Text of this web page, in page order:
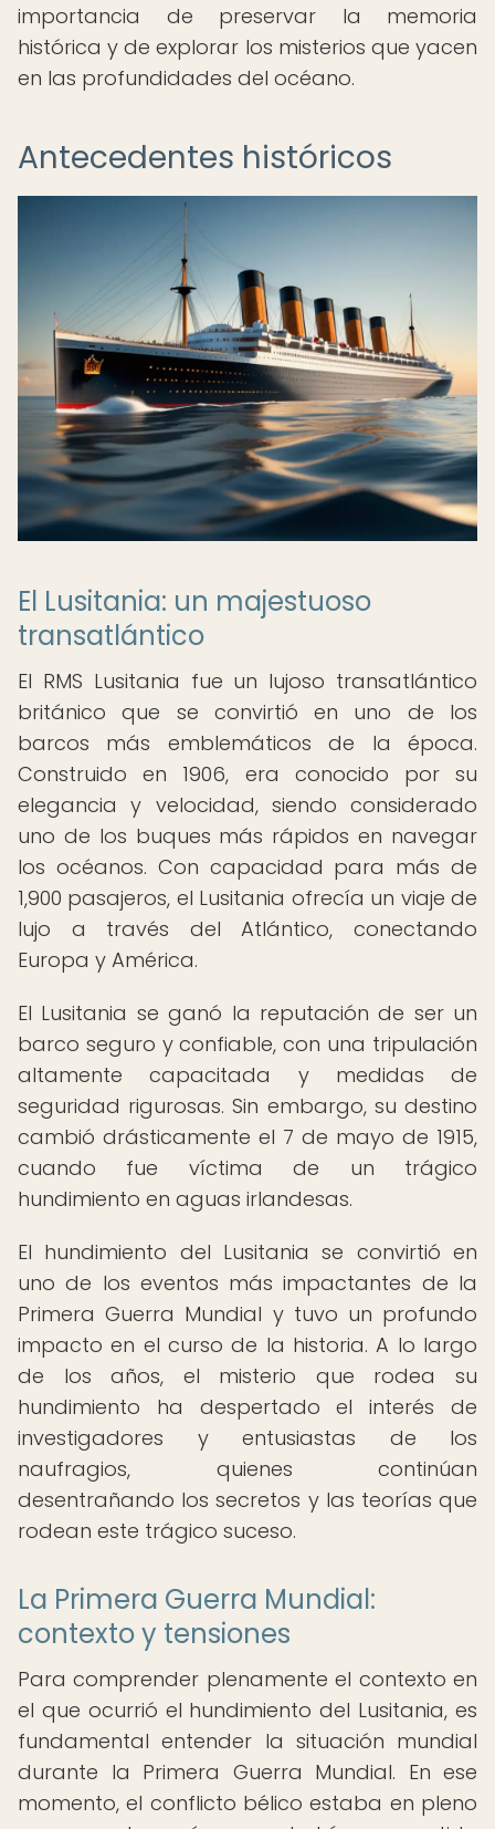
importancia de preservar la memoria
histórica y de explorar los misterios que yacen
en las profundidades del océano.
Antecedentes históricos
El Lusitania: un majestuoso
transatlántico
El RMS Lusitania fue un lujoso transatlántico
británico que se convirtió en uno de los
barcos más emblemáticos de la época.
Construido en 1906, era conocido por su
elegancia y velocidad, siendo considerado
uno de los buques más rápidos en navegar
los océanos. Con capacidad para más de
1,900 pasajeros, el Lusitania ofrecía un viaje de
lujo a través del Atlántico, conectando
Europa y América.
El Lusitania se ganó la reputación de ser un
barco seguro y confiable, con una tripulación
altamente capacitada y medidas de
seguridad rigurosas. Sin embargo, su destino
cambió drásticamente el 7 de mayo de 1915,
cuando fue víctima de un trágico
hundimiento en aguas irlandesas.
El hundimiento del Lusitania se convirtió en
uno de los eventos más impactantes de la
Primera Guerra Mundial y tuvo un profundo
impacto en el curso de la historia. A lo largo
de los años, el misterio que rodea su
hundimiento ha despertado el interés de
investigadores y entusiastas de los
naufragios, quienes continúan
desentrañando los secretos y las teorías que
rodean este trágico suceso.
La Primera Guerra Mundial:
contexto y tensiones
Para comprender plenamente el contexto en
el que ocurrió el hundimiento del Lusitania, es
fundamental entender la situación mundial
durante la Primera Guerra Mundial. En ese
momento, el conflicto bélico estaba en pleno